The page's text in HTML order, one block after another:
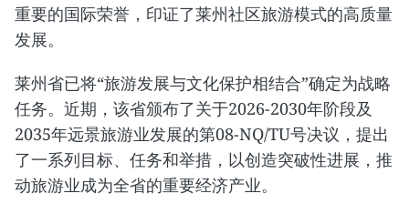
重要的国际荣誉，印证了莱州社区旅游模式的高质量
发展。
莱州省已将“旅游发展与文化保护相结合”确定为战略
任务。近期，该省颁布了关于2026-2030年阶段及
2035年远景旅游业发展的第08-NQ/TU号决议，提出
了一系列目标、任务和举措，以创造突破性进展，推
动旅游业成为全省的重要经济产业。